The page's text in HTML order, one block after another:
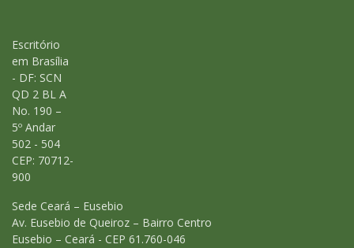
Escritório
em Brasília
- DF: SCN
QD 2 BL A
No. 190 –
5º Andar
502 - 504
CEP: 70712-
900
Sede Ceará – Eusebio
Av. Eusebio de Queiroz – Bairro Centro
Eusebio – Ceará - CEP 61.760-046